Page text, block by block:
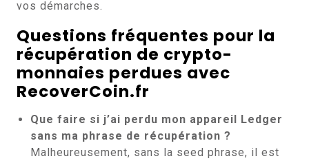
vos démarches.
Questions fréquentes pour la
récupération de crypto-
monnaies perdues avec
RecoverCoin.fr
Que faire si j’ai perdu mon appareil Ledger
sans ma phrase de récupération ?
Malheureusement, sans la seed phrase, il est